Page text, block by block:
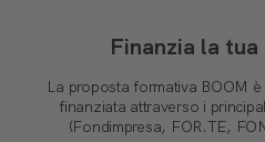
Finanzia la
La proposta formativa BOOM
finanziata attraverso i
(Fondimpresa, FOR.TE,